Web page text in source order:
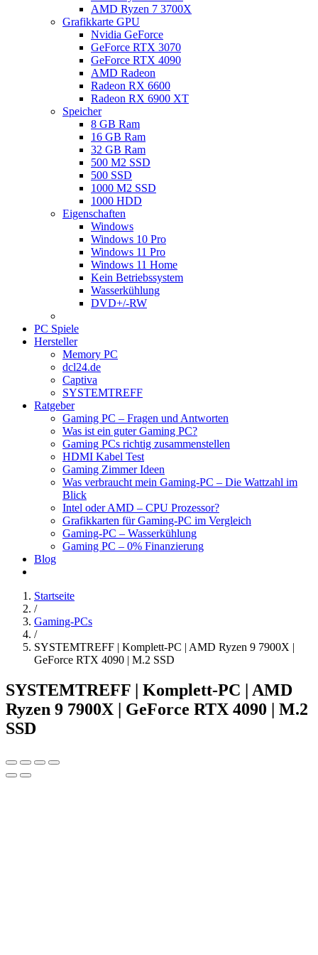
AMD Ryzen 7 3700X
Grafikkarte GPU
Nvidia GeForce
GeForce RTX 3070
GeForce RTX 4090
AMD Radeon
Radeon RX 6600
Radeon RX 6900 XT
Speicher
8 GB Ram
16 GB Ram
32 GB Ram
500 M2 SSD
500 SSD
1000 M2 SSD
1000 HDD
Eigenschaften
Windows
Windows 10 Pro
Windows 11 Pro
Windows 11 Home
Kein Betriebssystem
Wasserkühlung
DVD+/-RW
PC Spiele
Hersteller
Memory PC
dcl24.de
Captiva
SYSTEMTREFF
Ratgeber
Gaming PC – Fragen und Antworten
Was ist ein guter Gaming PC?
Gaming PCs richtig zusammenstellen
HDMI Kabel Test
Gaming Zimmer Ideen
Was verbraucht mein Gaming-PC – Die Wattzahl im
Blick
Intel oder AMD – CPU Prozessor?
Grafikkarten für Gaming-PC im Vergleich
Gaming-PC – Wasserkühlung
Gaming PC – 0% Finanzierung
Blog
Startseite
/
Gaming-PCs
/
SYSTEMTREFF | Komplett-PC | AMD Ryzen 9 7900X |
GeForce RTX 4090 | M.2 SSD
SYSTEMTREFF | Komplett-PC | AMD
Ryzen 9 7900X | GeForce RTX 4090 | M.2
SSD